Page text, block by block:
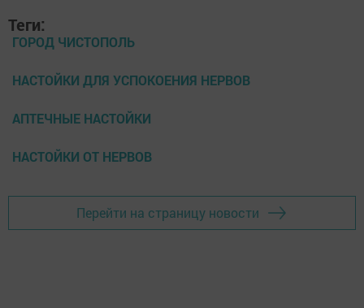
Теги:
ГОРОД ЧИСТОПОЛЬ
НАСТОЙКИ ДЛЯ УСПОКОЕНИЯ НЕРВОВ
АПТЕЧНЫЕ НАСТОЙКИ
НАСТОЙКИ ОТ НЕРВОВ
Перейти на страницу новости